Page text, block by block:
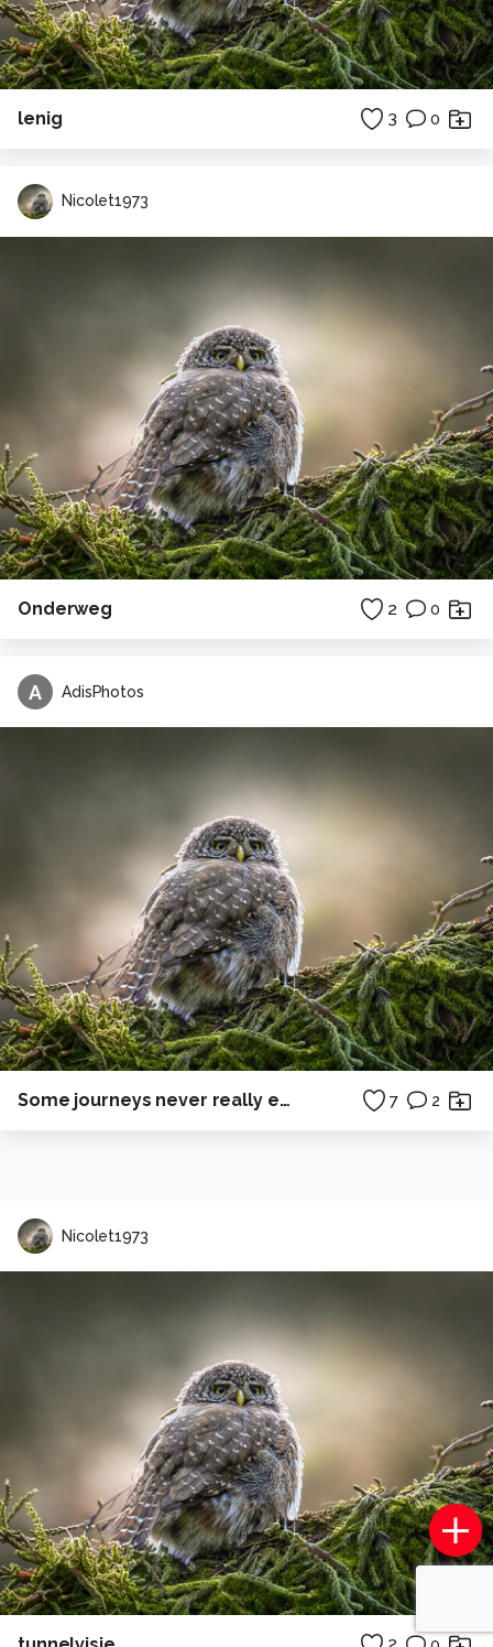
lenig 3 0
Nicolet1973
Onderweg 2 0
A AdisPhotos
Some journeys never really end. 7 2
Nicolet1973